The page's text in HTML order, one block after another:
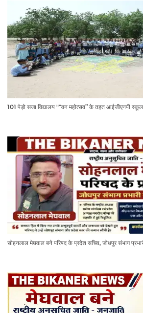
101 पेड़ो सजा विद्यालय "*वन महोत्सव” के तहत आईजीएनपी स्कूल
सोहनलाल मेघवाल बने परिषद के प्रदेश सचिव, जोधपुर संभाग प्रभारी